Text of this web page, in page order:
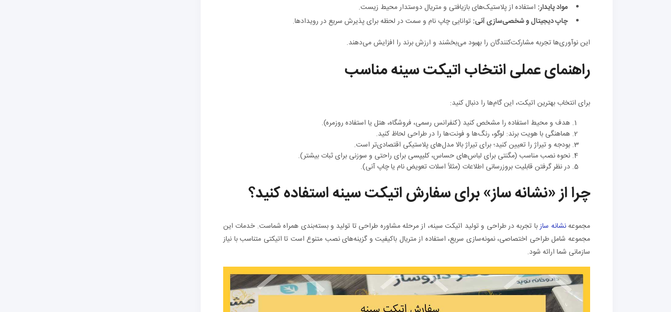
مواد پایدار: استفاده از پلاستیک‌های بازیافتی و متریال دوستدار محیط زیست.
چاپ دیجیتال و شخصی‌سازی آنی: توانایی چاپ نام و سمت در لحظه برای پذیرش سریع در رویدادها.
این نوآوری‌ها تجربه مشارکت‌کنندگان را بهبود می‌بخشند و ارزش برند را افزایش می‌دهند.
راهنمای عملی انتخاب اتیکت سینه مناسب
برای انتخاب بهترین اتیکت، این گام‌ها را دنبال کنید:
هدف و محیط استفاده را مشخص کنید (کنفرانس رسمی، فروشگاه، هتل یا استفاده روزمره).
هماهنگی با هویت برند: لوگو، رنگ‌ها و فونت‌ها را در طراحی لحاظ کنید.
بودجه و تیراژ را تعیین کنید؛ برای تیراژ بالا مدل‌های پلاستیکی اقتصادی‌تر است.
نحوه نصب مناسب (مگنتی برای لباس‌های حساس، کلیپسی برای راحتی و سوزنی برای ثبات بیشتر).
در نظر گرفتن قابلیت بروزرسانی اطلاعات (مثلاً اسلات تعویض نام یا چاپ آنی).
چرا از «نشانه ساز» برای سفارش اتیکت سینه استفاده کنید؟
مجموعهنشانه سازبا تجربه در طراحی و تولید اتیکت سینه، از مرحله مشاوره طراحی تا تولید و بسته‌بندی همراه شماست. خدمات این
مجموعه شامل طراحی اختصاصی، نمونه‌سازی سریع، استفاده از متریال باکیفیت و گزینه‌های نصب متنوع است تا اتیکتی متناسب با نیاز
سازمانی شما ارائه شود.